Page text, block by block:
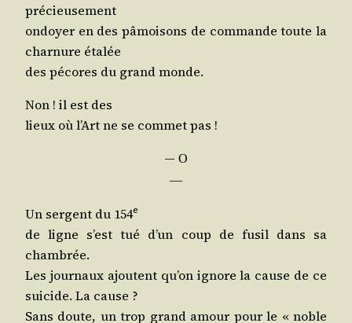
précieusement
ondoyer en des pâmoi­sons de com­mande toute la
char­nure étalée
des pécores du grand monde.
Non ! il est des
lieux où l’Art ne se com­met pas !
― O
―
Un ser­gent du 154e
de ligne s’est tué d’un coup de fusil dans sa
chambrée.
Les jour­naux ajoutent qu’on ignore la cause de ce
sui­cide. La cause ?
Sans doute, un trop grand amour pour le « noble